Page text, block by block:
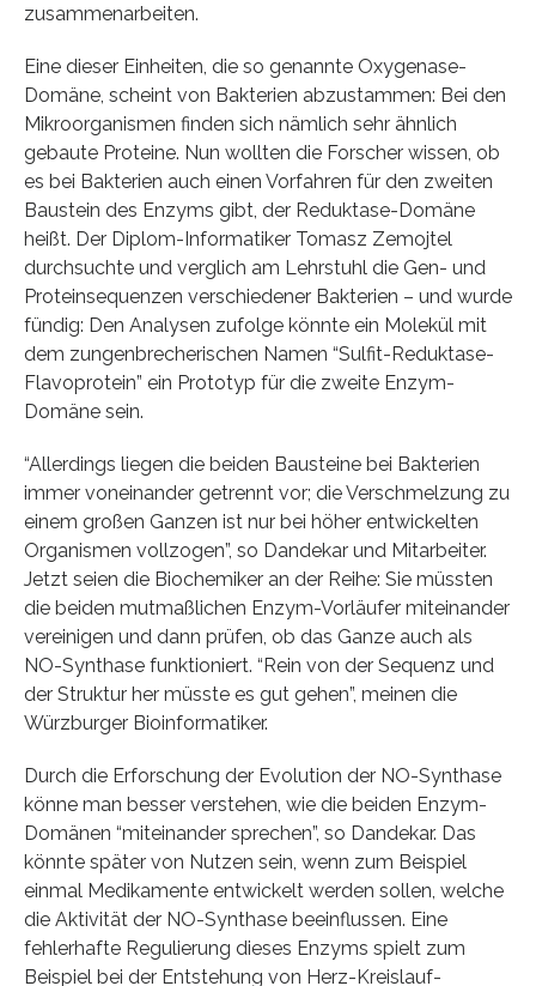
zusammenarbeiten.
Eine dieser Einheiten, die so genannte Oxygenase-
Domäne, scheint von Bakterien abzustammen: Bei den
Mikroorganismen finden sich nämlich sehr ähnlich
gebaute Proteine. Nun wollten die Forscher wissen, ob
es bei Bakterien auch einen Vorfahren für den zweiten
Baustein des Enzyms gibt, der Reduktase-Domäne
heißt. Der Diplom-Informatiker Tomasz Zemojtel
durchsuchte und verglich am Lehrstuhl die Gen- und
Proteinsequenzen verschiedener Bakterien – und wurde
fündig: Den Analysen zufolge könnte ein Molekül mit
dem zungenbrecherischen Namen “Sulfit-Reduktase-
Flavoprotein” ein Prototyp für die zweite Enzym-
Domäne sein.
“Allerdings liegen die beiden Bausteine bei Bakterien
immer voneinander getrennt vor; die Verschmelzung zu
einem großen Ganzen ist nur bei höher entwickelten
Organismen vollzogen”, so Dandekar und Mitarbeiter.
Jetzt seien die Biochemiker an der Reihe: Sie müssten
die beiden mutmaßlichen Enzym-Vorläufer miteinander
vereinigen und dann prüfen, ob das Ganze auch als
NO-Synthase funktioniert. “Rein von der Sequenz und
der Struktur her müsste es gut gehen”, meinen die
Würzburger Bioinformatiker.
Durch die Erforschung der Evolution der NO-Synthase
könne man besser verstehen, wie die beiden Enzym-
Domänen “miteinander sprechen”, so Dandekar. Das
könnte später von Nutzen sein, wenn zum Beispiel
einmal Medikamente entwickelt werden sollen, welche
die Aktivität der NO-Synthase beeinflussen. Eine
fehlerhafte Regulierung dieses Enzyms spielt zum
Beispiel bei der Entstehung von Herz-Kreislauf-